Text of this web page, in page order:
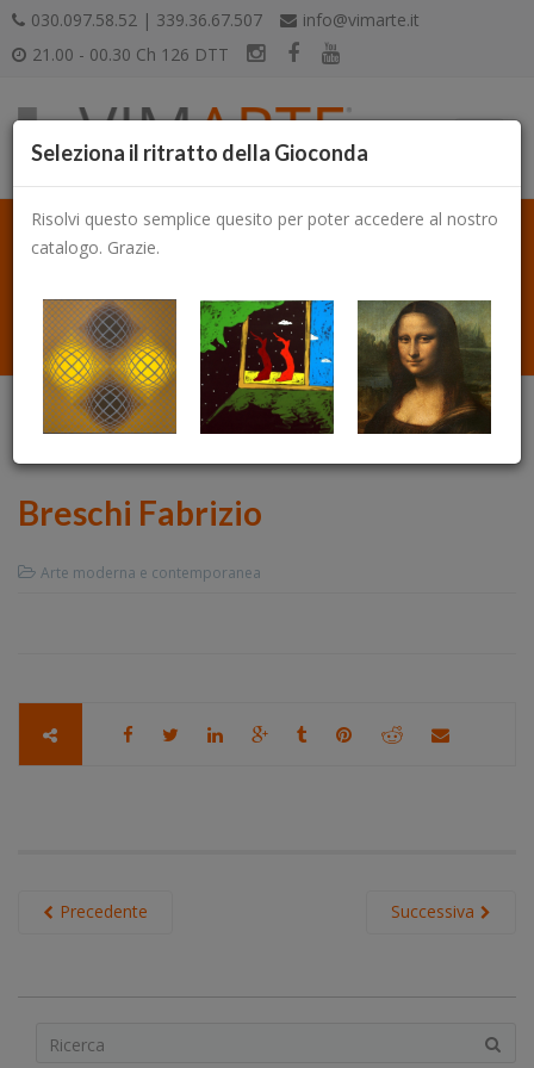
030.097.58.52 | 339.36.67.507
info@vimarte.it
21.00 - 00.30 Ch 126 DTT
Breschi Fabrizio
Arte moderna e contemporanea
Successiva
Precedente
Seleziona il ritratto della Gioconda
Risolvi questo semplice quesito per poter accedere al nostro
catalogo. Grazie.